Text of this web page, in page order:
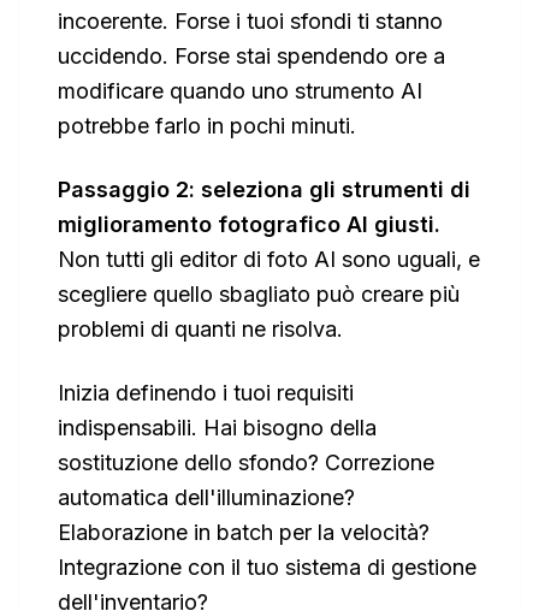
incoerente. Forse i tuoi sfondi ti stanno
uccidendo. Forse stai spendendo ore a
modificare quando uno strumento AI
potrebbe farlo in pochi minuti.
Passaggio 2: seleziona gli strumenti di
miglioramento fotografico AI giusti.
Non tutti gli editor di foto AI sono uguali, e
scegliere quello sbagliato può creare più
problemi di quanti ne risolva.
Inizia definendo i tuoi requisiti
indispensabili. Hai bisogno della
sostituzione dello sfondo? Correzione
automatica dell'illuminazione?
Elaborazione in batch per la velocità?
Integrazione con il tuo sistema di gestione
dell'inventario?